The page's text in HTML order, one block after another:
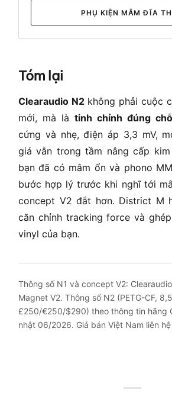
PHỤ KIỆN MÂM ĐĨA
Tóm lại
Clearaudio N2không phải cuộc
mới, mà là tinh chỉnh đúng chỗ
cứng và nhẹ, điện áp 3,3 mV,
giá vẫn trong tầm nâng cấp
bạn đã có mâm ổn và phono
bước hợp lý trước khi nghĩ tới
concept V2 đắt hơn. District M
căn chỉnh tracking force và
vinyl của bạn.
Thông số N1 và concept V2:
Magnet V2. Thông số N2 (PETG-CF,
£250/€250/$290) theo thông tin hãng
nhật 06/2026. Giá bán Việt Nam liên